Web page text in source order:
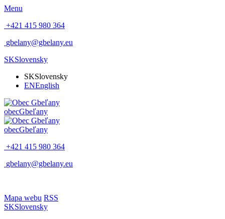
Menu
+421 415 980 364
gbelany@gbelany.eu
SKSlovensky
SKSlovensky
ENEnglish
obecGbeľany
obecGbeľany
+421 415 980 364
gbelany@gbelany.eu
Mapa webu RSS
SKSlovensky